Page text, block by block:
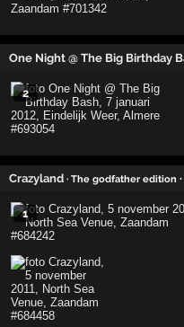
One Night @ The Big Birthday
2
Crazyland · The godfather edition
1